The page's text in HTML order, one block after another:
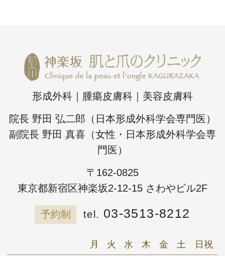
形成外科｜腫瘍皮膚科｜美容皮膚科
院長 野田 弘二郎（日本形成外科学会専門医）
副院長 野田 真喜（女性・日本形成外科学会専
門医）
〒162-0825
東京都新宿区神楽坂2-12-15 さわやビル2F
予約制 03-3513-8212
月 火 水 木 金 土
日祝